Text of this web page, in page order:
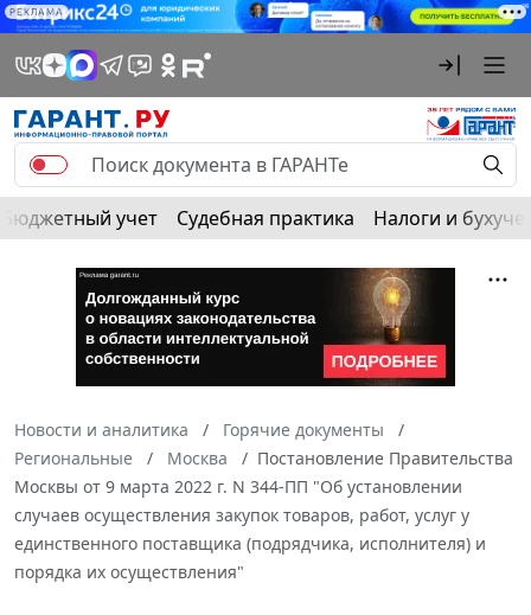
РЕКЛАМА
Бюджетный учет Судебная практика Налоги и
Новости и аналитика
Горячие документы
Региональные
Москва
Постановление Правительства
Москвы от 9 марта 2022 г. N 344-ПП "Об установлении
случаев осуществления закупок товаров, работ, услуг у
единственного поставщика (подрядчика, исполнителя) и
порядка их осуществления"